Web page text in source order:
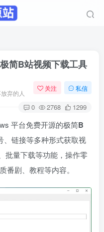
简B站视频下载工具
弃的人
关注 私信
0 2768 1299
平台免费开源的极简B
、链接等多种形式获取视
批量下载等功能，操作零
番剧、教程等内容。